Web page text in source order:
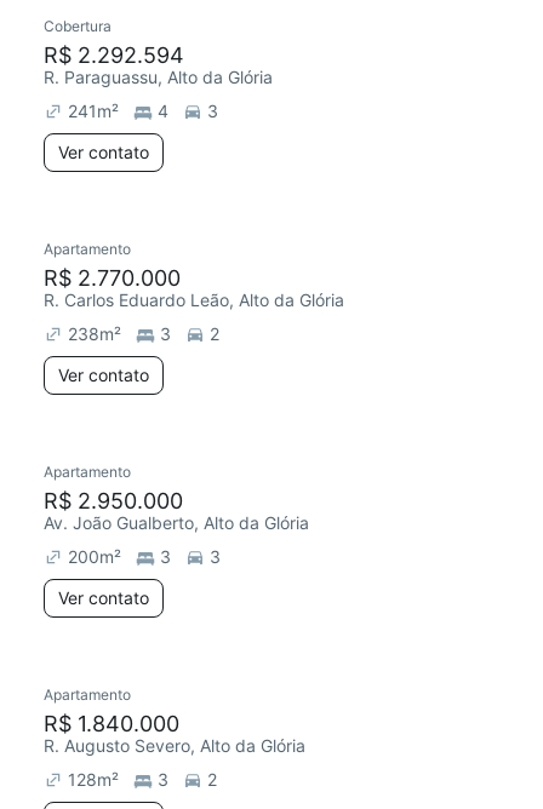
Redecorar
Cobertura
R$ 2.292.594
R. Paraguassu, Alto da Glória
241m² 4
3
Ver contato
Redecorar
Apartamento
R$ 2.770.000
R. Carlos Eduardo Leão, Alto da Glória
238m² 3
2
Ver contato
Chegou este mês
Apartamento
R$ 2.950.000
Av. João Gualberto, Alto da Glória
200m² 3
3
Ver contato
Redecorar
Apartamento
R$ 1.840.000
R. Augusto Severo, Alto da Glória
128m² 3
2